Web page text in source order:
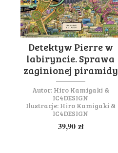
Detektyw Pierre w
labiryncie. Sprawa
zaginionej piramidy
Autor: Hiro Kamigaki &
IC4DESIGN
Ilustracje: Hiro Kamigaki &
IC4DESIGN
39,90 zł